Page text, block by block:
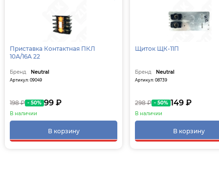
Приставка Контактная ПКЛ
10А/16А 22
Бренд Neutral
Артикул: 09049
198 ₽ - 50% 99 ₽
В наличии
В корзину
Щиток ЩК-11П
Бренд Neutral
Артикул: 08739
298 ₽ - 50% 149 ₽
В наличии
В корзину